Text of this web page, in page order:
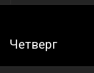
Четверг